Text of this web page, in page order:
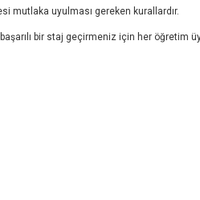
mutlaka uyulması gereken kurallardır.
bir staj geçirmeniz için her öğretim